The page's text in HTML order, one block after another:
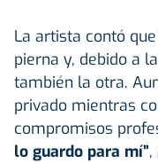
La artista contó
pierna y, debido a
también la otra.
privado mientras
compromisos
lo guardo para mí”,